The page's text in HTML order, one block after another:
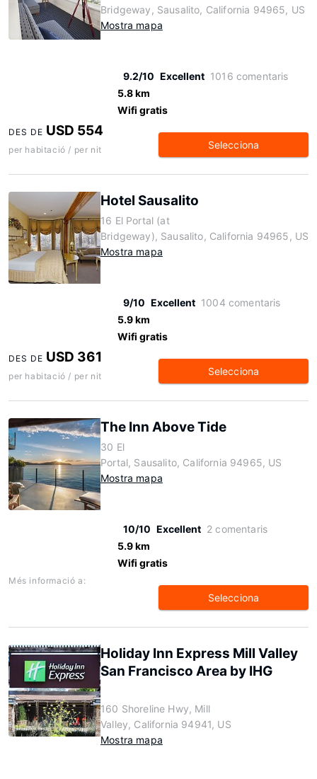
Bridgeway, Sausalito, California 94965, US
Mostra mapa
9.2/10 Excellent 1016 comentaris
5.8 km
Wifi gratis
DES DE USD 554
per habitació / per nit Selecciona
Hotel Sausalito
16 El Portal (at
Bridgeway), Sausalito, California 94965, US
Mostra mapa
9/10 Excellent 1004 comentaris
5.9 km
Wifi gratis
DES DE USD 361
per habitació / per nit Selecciona
The Inn Above Tide
30 El
Portal, Sausalito, California 94965, US
Mostra mapa
10/10 Excellent 2 comentaris
5.9 km
Wifi gratis
Més informació a:
Selecciona
Holiday Inn Express Mill Valley
San Francisco Area by IHG
160 Shoreline Hwy, Mill
Valley, California 94941, US
Mostra mapa